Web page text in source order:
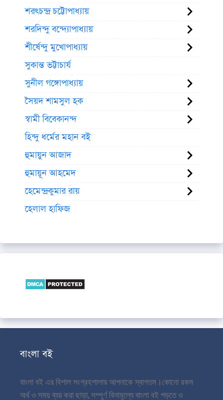
শরৎচন্দ্র চট্টোপাধ্যায়
শরদিন্দু বন্দ্যোপাধ্যায়
শীর্ষেন্দু মুখোপাধ্যায়
সুকান্ত ভট্টাচার্য
সুনীল গঙ্গোপাধ্যায়
সৈয়দ শামসুল হক
স্বামী বিবেকানন্দ
হিন্দু ধর্মের মহান বই
হুমায়ুন আজাদ
হুমায়ূন আহমেদ
হেমেন্দ্রকুমার রায়
হেলাল হাফিজ
বাংলা বই
বাংলা বই এর বিশাল সংগ্রহশালায় আপনাকে স্বাগতম।কোনো রকম
অর্থ ও সময় ব্যয় করা ছাড়া, সম্পূর্ণ বিনামূল্যে বাংলা বই পড়তে ও